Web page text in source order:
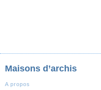
Maisons d’archis
A propos